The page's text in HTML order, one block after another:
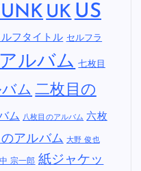
UK US
フタイトル セルフラ
ルバム 七枚目
ム 二枚目の
ム 八枚目のアルバム 六枚
アルバム 大野 俊也
宗一郎 紙ジャケッ